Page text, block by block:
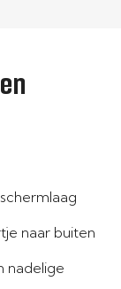
naar buiten
nadelige